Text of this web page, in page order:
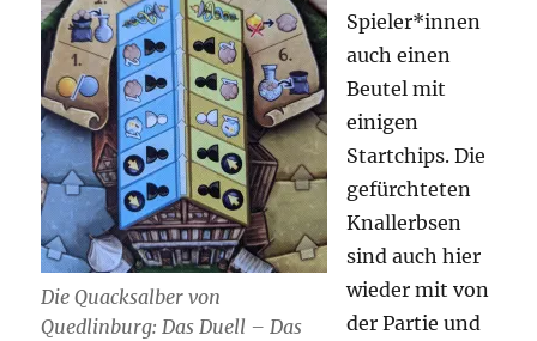
Die Quacksalber von
Quedlinburg: Das Duell – Das
Spieler*innen
auch einen
Beutel mit
einigen
Startchips. Die
gefürchteten
Knallerbsen
sind auch hier
wieder mit von
der Partie und